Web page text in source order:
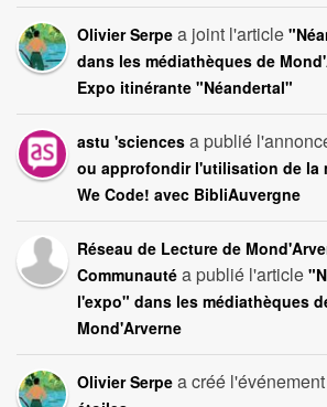
Olivier Serpe a joint l'article
dans les médiathèques de
Expo itinérante "Néandertal"
astu 'sciences a publié
ou approfondir l'utilisation de la
We Code! avec BibliAuvergne
Réseau de Lecture de
Communauté a publié l'article
l'expo" dans les médiathèques
Mond'Arverne
Olivier Serpe a créé l'événement